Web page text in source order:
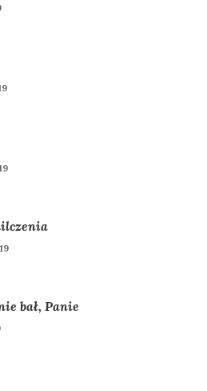
bał, Panie